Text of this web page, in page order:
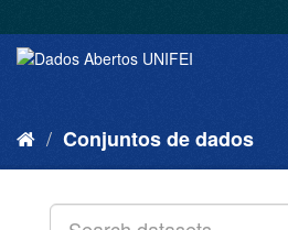
Conjuntos de dados